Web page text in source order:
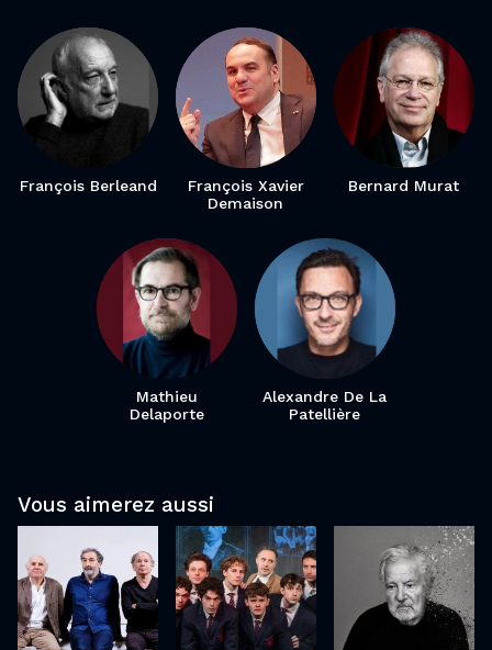
François Berleand
François Xavier
Demaison
Bernard Murat
Mathieu
Delaporte
Alexandre De La
Patellière
Vous aimerez aussi
ART
Poètes
disparus